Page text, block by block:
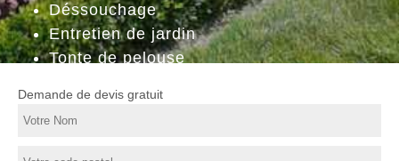
Déssouchage
Entretien de jardin
Tonte de pelouse
Demande de devis gratuit